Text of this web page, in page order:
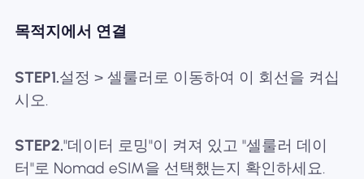
목적지에서 연결
STEP1.설정 > 셀룰러로 이동하여 이 회선을 켜십
시오.
STEP2."데이터 로밍"이 켜져 있고 "셀룰러 데이
터"로 Nomad eSIM을 선택했는지 확인하세요.